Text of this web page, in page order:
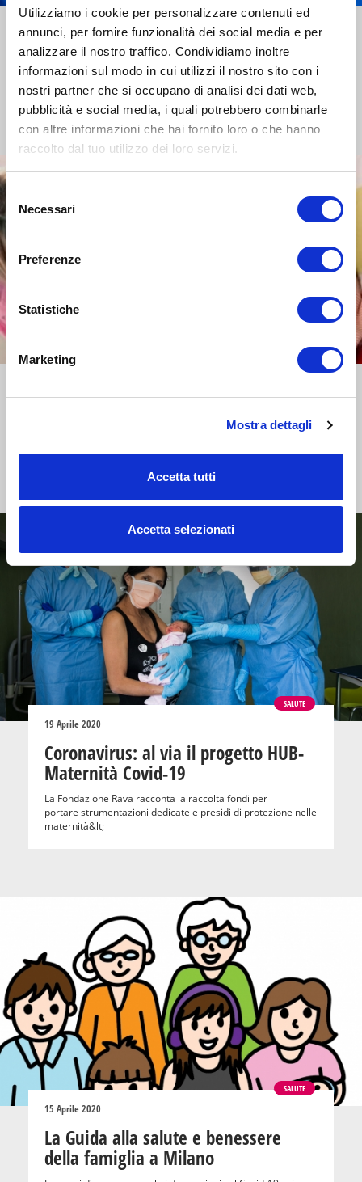
Utilizziamo i cookie per personalizzare contenuti ed
annunci, per fornire funzionalità dei social media e per
analizzare il nostro traffico. Condividiamo inoltre
informazioni sul modo in cui utilizzi il nostro sito con i
nostri partner che si occupano di analisi dei dati web,
pubblicità e social media, i quali potrebbero combinarle
con altre informazioni che hai fornito loro o che hanno
raccolto dal tuo utilizzo dei loro servizi.
delNecessari
Preferenze
Statistiche
Marketing
Mostra dettagli
Accetta tutti
Accetta selezionati
26 Ottobre 2020
Tamponi a Milano: come e dove
farli, con sintomi e senza
Drive in, con l’autocertificazione, con referto online.
SALUTE
4 Settembre 2020
Covid e bambini: cosa faccio se il
SALUTE
19 Aprile 2020
Coronavirus: al via il progetto HUB-
Maternità Covid-19
La Fondazione Rava racconta la raccolta fondi per
portare strumentazioni dedicate e presidi di protezione nelle
maternità&lt;
SALUTE
15 Aprile 2020
La Guida alla salute e benessere
della famiglia a Milano